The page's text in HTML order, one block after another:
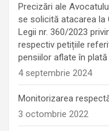
Precizări ale
se solicită atacarea
Legii nr. 360/2023
respectiv petițiile
pensiilor aflate în plată
4 septembrie 2024
Monitorizarea
3 octombrie 2022